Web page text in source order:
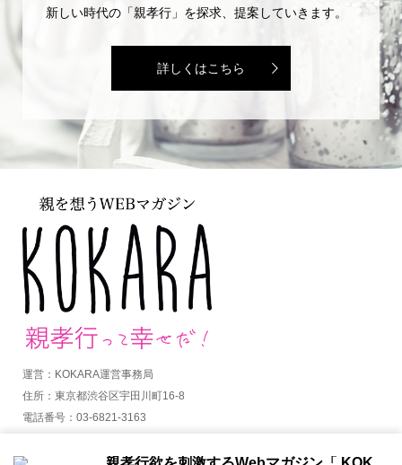
新しい時代の「親孝行」を探求、提案していきます。
詳しくはこちら
運営：KOKARA運営事務局
住所：東京都渋谷区宇田川町16-8
電話番号：03-6821-3163